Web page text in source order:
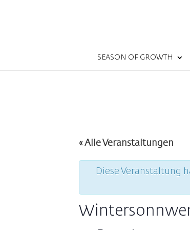
SEASON OF GROWTH
« Alle Veranstaltungen
Diese Veranstaltung